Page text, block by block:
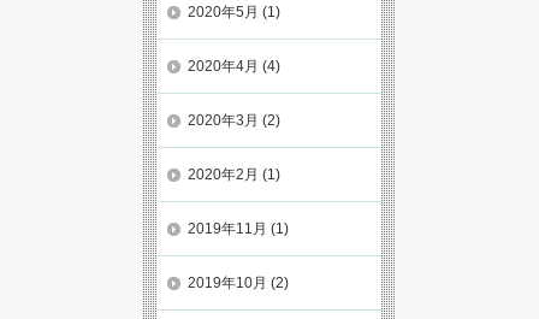
2020年5月 (1)
2020年4月 (4)
2020年3月 (2)
2020年2月 (1)
2019年11月 (1)
2019年10月 (2)